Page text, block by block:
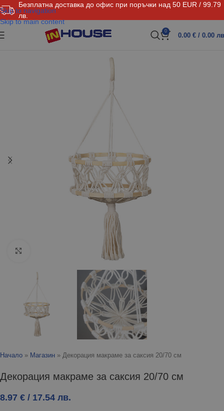
Безплатна доставка до офис при поръчки над 50 EUR / 99.79
лв.
Skip to navigation
Skip to main content
0
0.00 € / 0.00
Начало » Магазин » Декорация макраме за саксия 20/70 см
Декорация макраме за саксия 20/70 см
8.97 € / 17.54 лв.